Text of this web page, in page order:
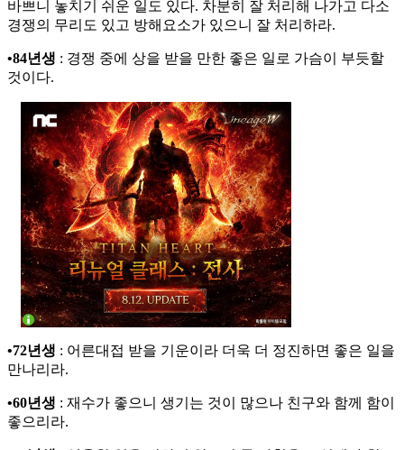
바쁘니 놓치기 쉬운 일도 있다. 차분히 잘 처리해 나가고 다소
경쟁의 무리도 있고 방해요소가 있으니 잘 처리하라.
•84년생 : 경쟁 중에 상을 받을 만한 좋은 일로 가슴이 부듯할
것이다.
•72년생 : 어른대접 받을 기운이라 더욱 더 정진하면 좋은 일을
만나리라.
•60년생 : 재수가 좋으니 생기는 것이 많으나 친구와 함께 함이
좋으리라.